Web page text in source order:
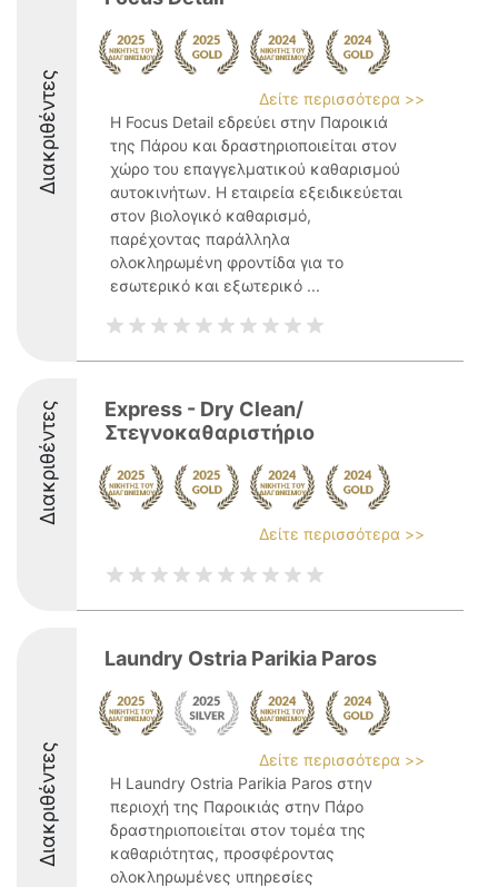
Διακριθέντες
Δείτε περισσότερα >>
Η Focus Detail εδρεύει στην Παροικιά
της Πάρου και δραστηριοποιείται στον
χώρο του επαγγελματικού καθαρισμού
αυτοκινήτων. Η εταιρεία εξειδικεύεται
στον βιολογικό καθαρισμό,
παρέχοντας παράλληλα
ολοκληρωμένη φροντίδα για το
εσωτερικό και εξωτερικό ...
Διακριθέντες
Express - Dry Clean/
Στεγνοκαθαριστήριο
Δείτε περισσότερα >>
Διακριθέντες
Laundry Ostria Parikia Paros
Δείτε περισσότερα >>
Η Laundry Ostria Parikia Paros στην
περιοχή της Παροικιάς στην Πάρο
δραστηριοποιείται στον τομέα της
καθαριότητας, προσφέροντας
ολοκληρωμένες υπηρεσίες